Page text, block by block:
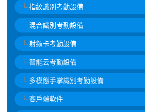
指紋識別考勤設備
混合識別考勤設備
射頻卡考勤設備
智能云考勤設備
多模態手掌識別考勤設備
客戶端軟件